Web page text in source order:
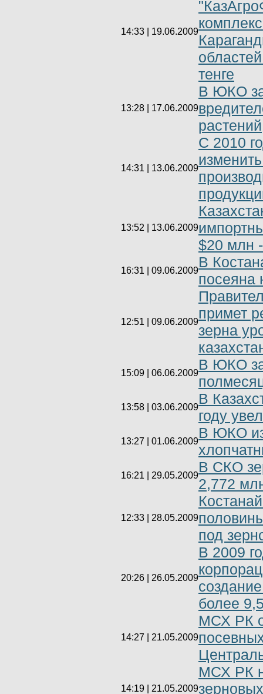
14:33 | 19.06.2009
тенге
13:28 | 17.06.2009
В ЮКО
растений
14:31 | 13.06.2009
С 2010
13:52 | 13.06.2009
$20 млн
16:31 | 09.06.2009
В
посеяна
12:51 | 09.06.2009
примет
зерна
15:09 | 06.06.2009
В ЮКО
13:58 | 03.06.2009
В
году
13:27 | 01.06.2009
В ЮКО
16:21 | 29.05.2009
В СКО
2,772
12:33 | 28.05.2009
под
20:26 | 26.05.2009
В 2009
более
14:27 | 21.05.2009
МСХ РК
14:19 | 21.05.2009
МСХ РК